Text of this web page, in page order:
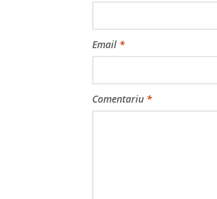
Email *
Comentariu *